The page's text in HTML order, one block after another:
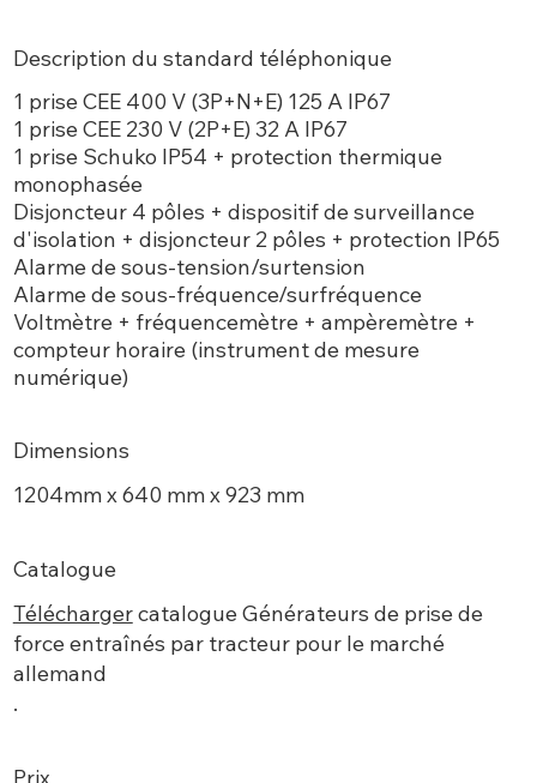
Description du standard téléphonique
1 prise CEE 400 V (3P+N+E) 125 A IP67
1 prise CEE 230 V (2P+E) 32 A IP67
1 prise Schuko IP54 + protection thermique
monophasée
Disjoncteur 4 pôles + dispositif de surveillance
d'isolation + disjoncteur 2 pôles + protection IP65
Alarme de sous-tension/surtension
Alarme de sous-fréquence/surfréquence
Voltmètre + fréquencemètre + ampèremètre +
compteur horaire (instrument de mesure
numérique)
Dimensions
1204mm x 640 mm x 923 mm
Catalogue
Téléchargercatalogue Générateurs de prise de
force entraînés par tracteur pour le marché
allemand
.